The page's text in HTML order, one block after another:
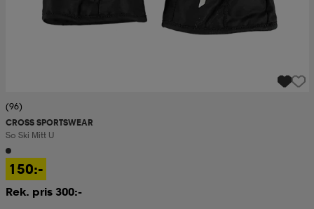
(96)
CROSS SPORTSWEAR
So Ski Mitt U
150:-
Rek. pris 300:-